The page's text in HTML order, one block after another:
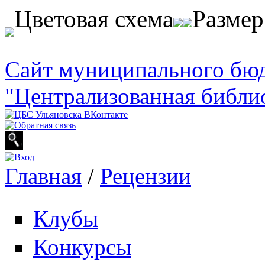
Перейти к основному содержанию
Цветовая схема
Сайт муниципального
"Централизованная
Вы здесь
Главная / Рецензии
Клубы
Конкурсы